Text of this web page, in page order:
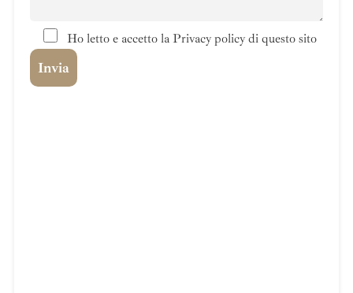
Ho letto e accetto la Privacy policy di questo sito